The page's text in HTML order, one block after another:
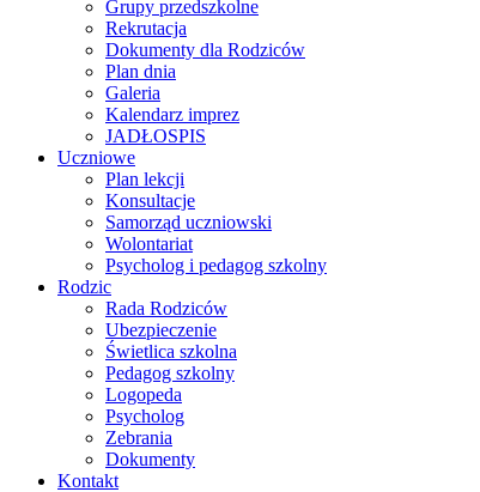
Grupy przedszkolne
Rekrutacja
Dokumenty dla Rodziców
Plan dnia
Galeria
Kalendarz imprez
JADŁOSPIS
Uczniowe
Plan lekcji
Konsultacje
Samorząd uczniowski
Wolontariat
Psycholog i pedagog szkolny
Rodzic
Rada Rodziców
Ubezpieczenie
Świetlica szkolna
Pedagog szkolny
Logopeda
Psycholog
Zebrania
Dokumenty
Kontakt